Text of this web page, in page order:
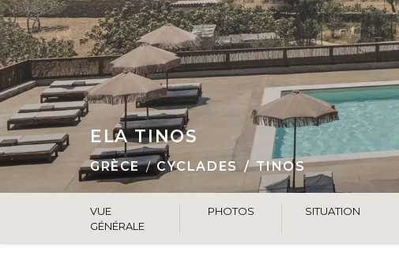
ELA TINOS
GRÈCE CYCLADES TINOS
VUE
GÉNÉRALE
PHOTOS SITUATION